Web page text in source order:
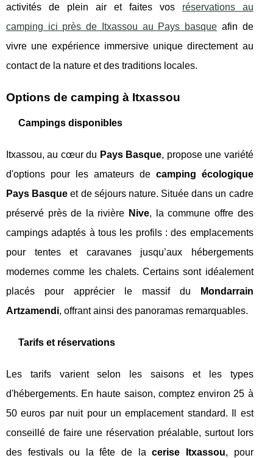
activités de plein air et faites vos réservations au
camping ici près de Itxassou au Pays basque afin de
vivre une expérience immersive unique directement au
contact de la nature et des traditions locales.
Options de camping à Itxassou
Campings disponibles
Itxassou, au cœur du Pays Basque, propose une variété
d'options pour les amateurs de camping écologique
Pays Basque et de séjours nature. Située dans un cadre
préservé près de la rivière Nive, la commune offre des
campings adaptés à tous les profils : des emplacements
pour tentes et caravanes jusqu’aux hébergements
modernes comme les chalets. Certains sont idéalement
placés pour apprécier le massif du
Mondarrain
Artzamendi, offrant ainsi des panoramas remarquables.
Tarifs et réservations
Les tarifs varient selon les saisons et les types
d'hébergements. En haute saison, comptez environ 25 à
50 euros par nuit pour un emplacement standard. Il est
conseillé de faire une réservation préalable, surtout lors
des festivals ou la fête de lacerise Itxassou, pour